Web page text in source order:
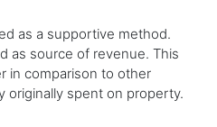
as a supportive method.
as source of revenue. This
in comparison to other
originally spent on property.